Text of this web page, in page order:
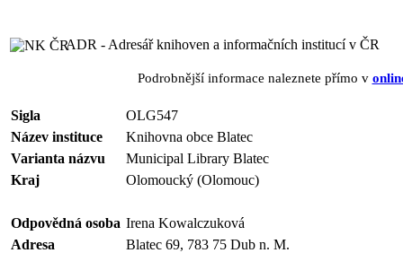
ADR - Adresář knihoven a informačních institucí v ČR
Podrobnější informace naleznete přímo v
Sigla
OLG547
Název instituce
Knihovna obce Blatec
Varianta názvu
Municipal Library Blatec
Kraj
Olomoucký (Olomouc)
Odpovědná osoba Irena Kowalczuková
Adresa
Blatec 69, 783 75 Dub n. M.